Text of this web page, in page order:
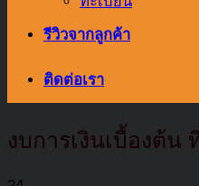
รีวิวจากลูกค้า
ติดต่อเรา
งบการเงินเบื้องต้น